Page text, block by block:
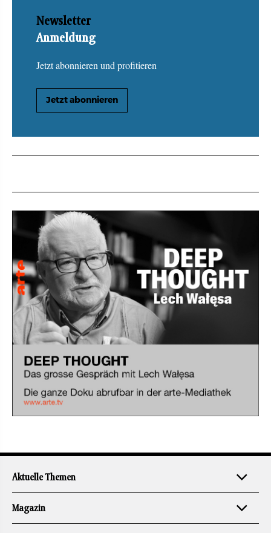
Newsletter
Anmeldung
Jetzt abonnieren und profitieren
Jetzt abonnieren
Aktuelle Themen
Magazin